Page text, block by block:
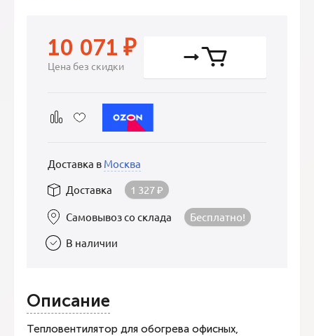
10 071 ₽
Цена без скидки
Доставка в Москва
Доставка
1 327₽
Самовывоз со склада
Бесплатно!
В наличии
Описание
Тепловентилятор для обогрева офисных,